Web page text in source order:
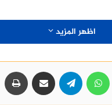
نديم على تحقيق
إلى مكتبها، وتبدأ في
القانونية. يتعلم
نفسه كأحد أفضل
اظهر المزيد